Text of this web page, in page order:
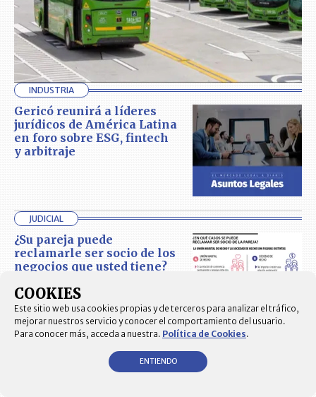
INDUSTRIA
Gericó reunirá a líderes
jurídicos de América Latina
en foro sobre ESG, fintech
y arbitraje
JUDICIAL
¿Su pareja puede
reclamarle ser socio de los
negocios que usted tiene?
PPU anunció a Ana María
COOKIES
Este sitio web usa cookies propias y de terceros para analizar el tráfico,
mejorar nuestros servicio y conocer el comportamiento del usuario.
Para conocer más, acceda a nuestra. Política de Cookies.
ENTIENDO